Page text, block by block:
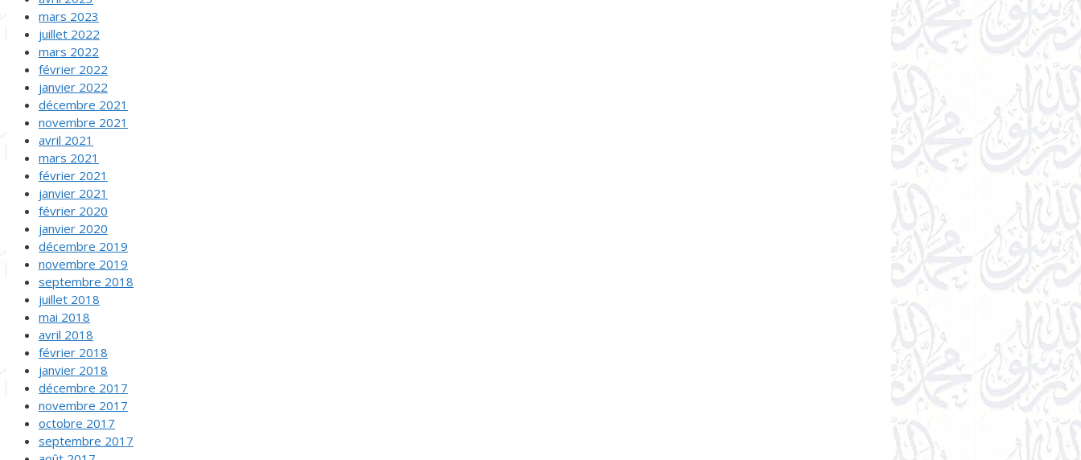
mars 2023
juillet 2022
mars 2022
février 2022
janvier 2022
décembre 2021
novembre 2021
avril 2021
mars 2021
février 2021
janvier 2021
février 2020
janvier 2020
décembre 2019
novembre 2019
septembre 2018
juillet 2018
mai 2018
avril 2018
février 2018
janvier 2018
décembre 2017
novembre 2017
octobre 2017
septembre 2017